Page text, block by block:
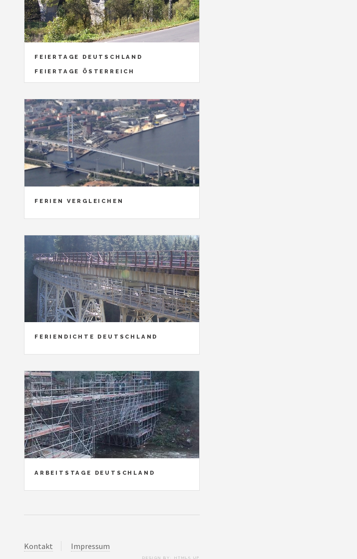
FEIERTAGE DEUTSCHLAND
FEIERTAGE ÖSTERREICH
FERIEN VERGLEICHEN
FERIENDICHTE DEUTSCHLAND
ARBEITSTAGE DEUTSCHLAND
Kontakt Impressum
DESIGN BY: HTML5 UP